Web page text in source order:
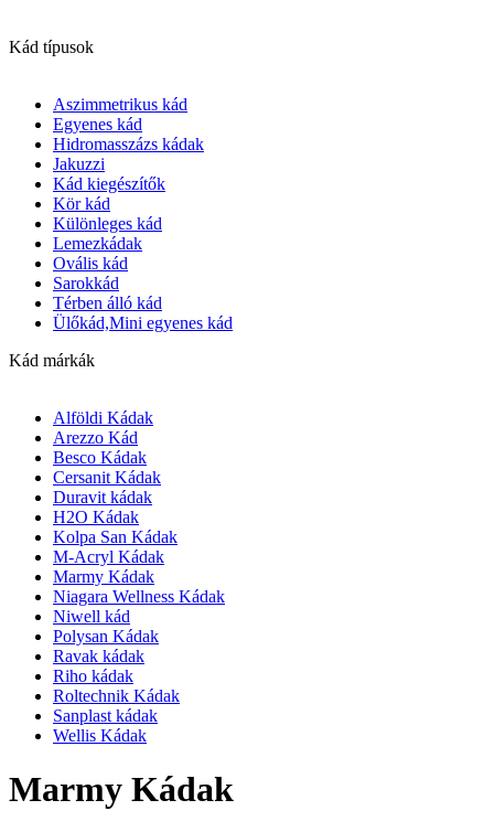
Kád típusok
Aszimmetrikus kád
Egyenes kád
Hidromasszázs kádak
Jakuzzi
Kád kiegészítők
Kör kád
Különleges kád
Lemezkádak
Ovális kád
Sarokkád
Térben álló kád
Ülőkád,Mini egyenes kád
Kád márkák
Alföldi Kádak
Arezzo Kád
Besco Kádak
Cersanit Kádak
Duravit kádak
H2O Kádak
Kolpa San Kádak
M-Acryl Kádak
Marmy Kádak
Niagara Wellness Kádak
Niwell kád
Polysan Kádak
Ravak kádak
Riho kádak
Roltechnik Kádak
Sanplast kádak
Wellis Kádak
Marmy Kádak